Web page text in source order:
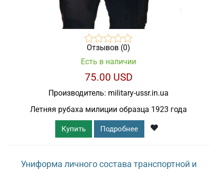
Отзывов (0)
Есть в наличии
75.00 USD
Производитель: military-ussr.in.ua
Летняя рубаха милиции образца 1923 года
Купить Подробнее
Униформа личного состава транспортной и